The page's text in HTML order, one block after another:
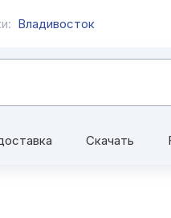
Владивосток
Скачать